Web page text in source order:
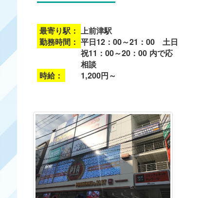
最寄り駅： 上前津駅
勤務時間： 平日12：00～21：00 土日
祝11：00～20：00 内で応
相談
時給：
1,200円～